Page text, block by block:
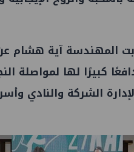
المهندسة آية هشام
كبيرًا لها لمواصلة
الشركة والنادي
إنتاج النفط خلال